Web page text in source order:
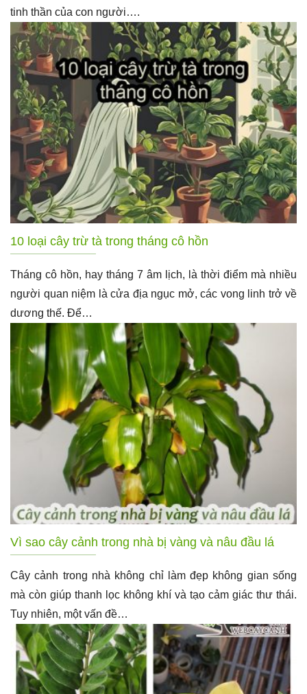
tinh thần của con người….
10 loại cây trừ tà trong tháng cô hồn
Tháng cô hồn, hay tháng 7 âm lịch, là thời điểm mà nhiều
người quan niệm là cửa địa ngục mở, các vong linh trở về
dương thế. Để…
Vì sao cây cảnh trong nhà bị vàng và nâu đầu lá
Cây cảnh trong nhà không chỉ làm đẹp không gian sống
mà còn giúp thanh lọc không khí và tạo cảm giác thư thái.
Tuy nhiên, một vấn đề…